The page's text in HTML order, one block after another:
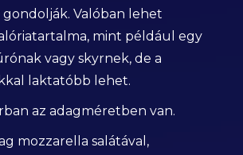
gondolják. Valóban lehet
mint például egy
vagy skyrnek, de a
laktatóbb lehet.
az adagméretben van.
mozzarella salátával,